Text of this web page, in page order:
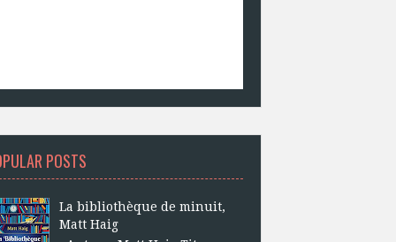
POSTS
La bibliothèque de minuit,
Matt Haig